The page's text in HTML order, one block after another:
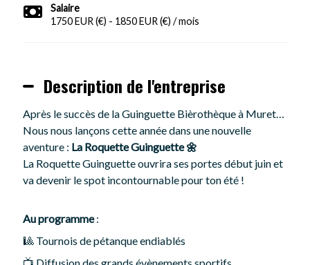
Salaire
1750 EUR (€) - 1850 EUR (€) / mois
Description de l'entreprise
Après le succès de la Guinguette Bièrothèque à Muret…
Nous nous lançons cette année dans une nouvelle
aventure : La Roquette Guinguette🌼
La Roquette Guinguette ouvrira ses portes début juin et
va devenir le spot incontournable pour ton été !
Au programme:
🎱 Tournois de pétanque endiablés